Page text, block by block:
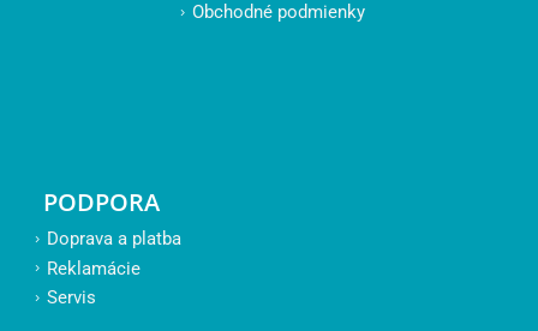
Obchodné podmienky
PODPORA
Doprava a platba
Reklamácie
Servis